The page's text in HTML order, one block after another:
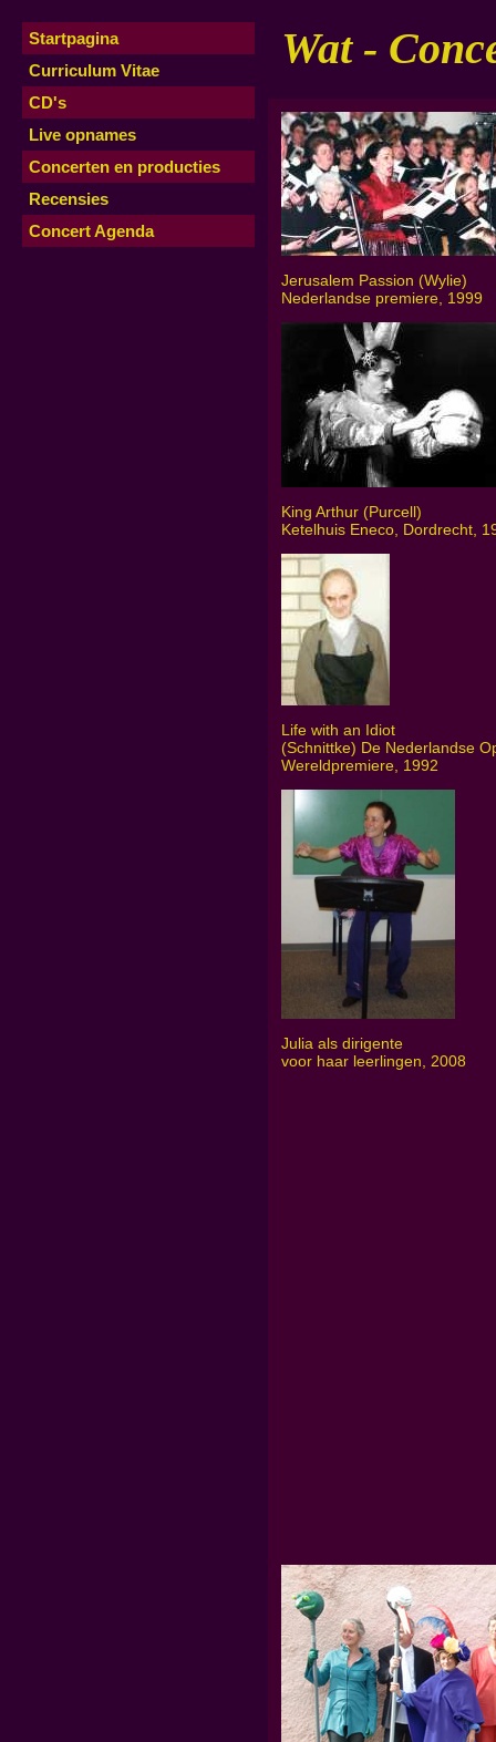
Startpagina
Curriculum Vitae
CD's
Live opnames
Concerten en producties
Recensies
Concert Agenda
Wat -
Jerusalem Passion (Wylie)
Nederlandse premiere, 1999
King Arthur (Purcell)
Ketelhuis Eneco, Dordrecht,
Life with an Idiot
(Schnittke) De Nederlandse
Wereldpremiere, 1992
Julia als dirigente
voor haar leerlingen, 2008